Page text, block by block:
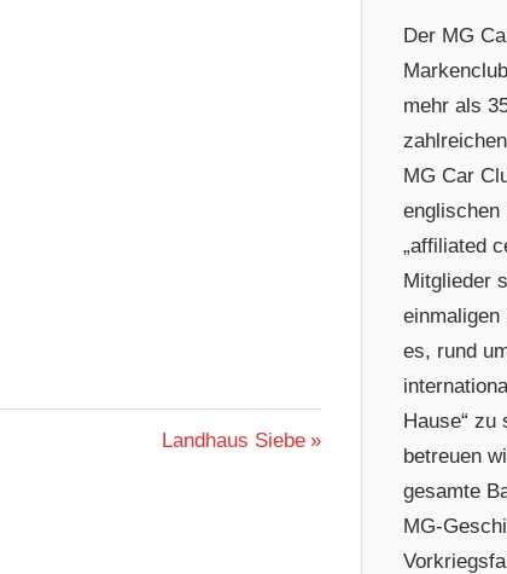
Nächster
Landhaus Siebe
Der MG
mehr als
MG Car
englischen
„affiliated
Mitglieder
einmaligen
es, rund
Hause“ zu
betreuen
gesamte
MG-